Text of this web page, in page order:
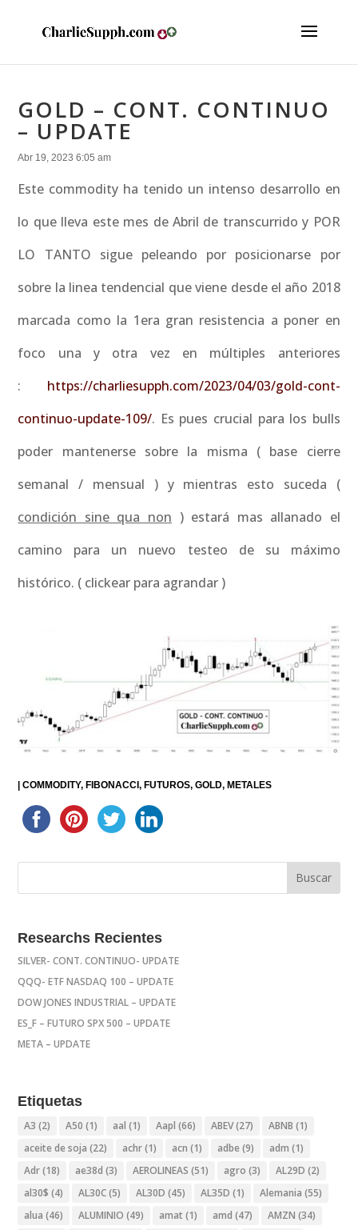
GOLD – CONT. CONTINUO
– UPDATE
Abr 19, 2023 6:05 am
Este commodity ha tenido un intenso desarrollo en
lo que lleva este mes de Abril de transcurrido y POR
LO TANTO sigue peleando por posicionarse por
sobre la linea tendencial que viene desde el año 2018
marcada como la 1era gran resistencia a poner en
foco una y otra vez en múltiples anteriores
: https://charliesupph.com/2023/04/03/gold-cont-
continuo-update-109/. Es pues crucial para los bulls
poder mantenerse sobre la misma ( base cierre
semanal / mensual ) y mientras esto suceda (
condición sine qua non ) estará mas allanado el
camino para un nuevo testeo de su máximo
histórico. ( clickear para agrandar )
|COMMODITY FIBONACCI FUTUROS GOLD METALES
Researchs Recientes
SILVER- CONT. CONTINUO- UPDATE
QQQ- ETF NASDAQ 100 – UPDATE
DOW JONES INDUSTRIAL – UPDATE
ES_F – FUTURO SPX 500 – UPDATE
META – UPDATE
Etiquetas
A3 (2) A50 (1) aal (1) Aapl (66) ABEV(27) ABNB (1)
aceite de soja (22) achr(1) acn (1) adbe (9) adm (1)
Adr(18) ae38d (3) AEROLINEAS (51) agro (3) AL29D (2)
al30$ (4) AL30C(5) AL30D (45) AL35D (1) Alemania (55)
alua (46) ALUMINIO (49) amat (1) amd (47) AMZN (34)